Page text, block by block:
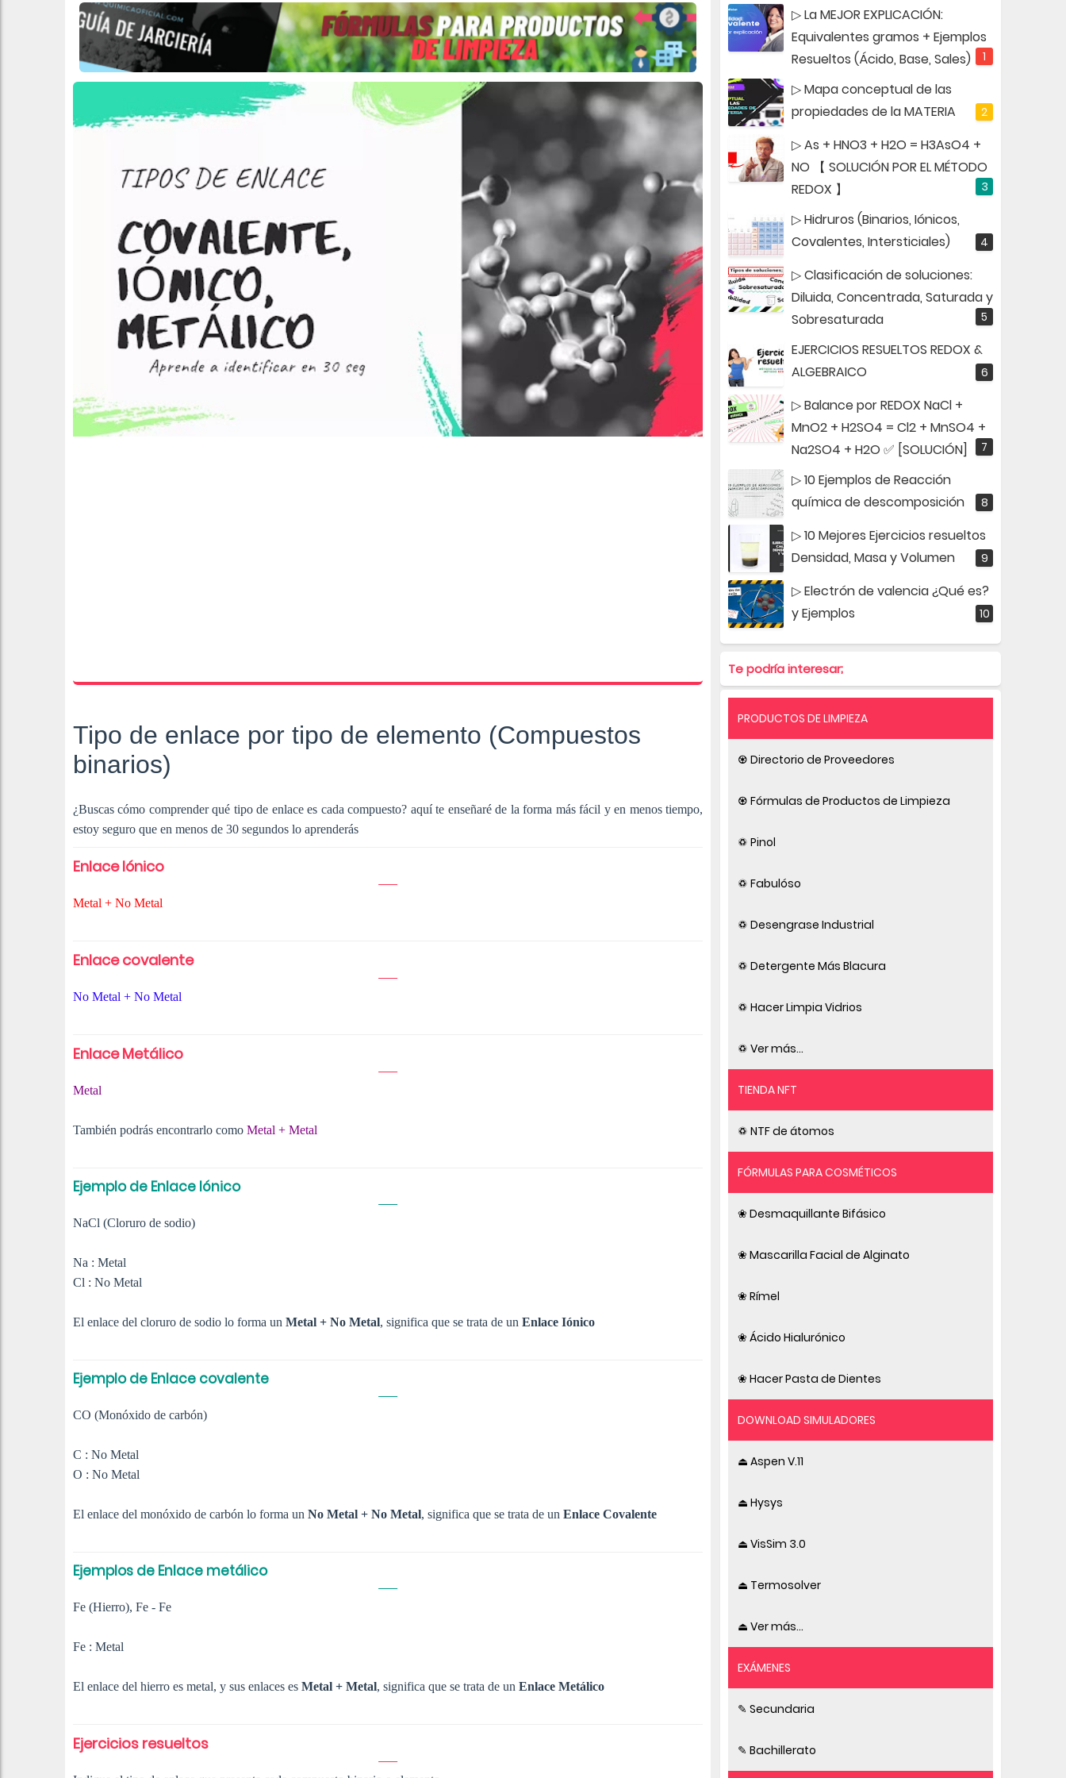
Tipo de enlace por tipo de elemento (Compuestos
binarios)
¿Buscas cómo comprender qué tipo de enlace es cada compuesto? aquí te enseñaré de la forma más fácil y en menos tiempo,
estoy seguro que en menos de 30 segundos lo aprenderás
Enlace Iónico
Metal + No Metal
Enlace covalente
No Metal + No Metal
Enlace Metálico
Metal
También podrás encontrarlo como Metal + Metal
Ejemplo de Enlace Iónico
NaCl (Cloruro de sodio)
Na : Metal
Cl : No Metal
El enlace del cloruro de sodio lo forma un Metal + No Metal, significa que se trata de un Enlace Iónico
Ejemplo de Enlace covalente
CO (Monóxido de carbón)
C : No Metal
O : No Metal
El enlace del monóxido de carbón lo forma un No Metal + No Metal, significa que se trata de un Enlace Covalente
Ejemplos de Enlace metálico
Fe (Hierro), Fe - Fe
Fe : Metal
El enlace del hierro es metal, y sus enlaces es Metal + Metal, significa que se trata de un Enlace Metálico
Ejercicios resueltos
▷ La MEJOR EXPLICACIÓN:
Equivalentes gramos + Ejemplos
Resueltos (Ácido, Base, Sales)
▷ Mapa conceptual de las
propiedades de la MATERIA
▷ As + HNO3 + H2O = H3AsO4 +
NO 【 SOLUCIÓN POR EL MÉTODO
REDOX 】
▷ Hidruros (Binarios, Iónicos,
Covalentes, Intersticiales)
▷ Clasificación de soluciones:
Diluida, Concentrada, Saturada y
Sobresaturada
EJERCICIOS RESUELTOS REDOX &
ALGEBRAICO
▷ Balance por REDOX NaCl +
MnO2 + H2SO4 = Cl2 + MnSO4 +
Na2SO4 + H2O ✅ [SOLUCIÓN]
▷ 10 Ejemplos de Reacción
química de descomposición
▷ 10 Mejores Ejercicios resueltos
Densidad, Masa y Volumen
▷ Electrón de valencia ¿Qué es?
y Ejemplos
Te podría interesar;
PRODUCTOS DE LIMPIEZA
♼ Directorio de Proveedores
♼ Fórmulas de Productos de Limpieza
♽ Pinol
♽ Fabulóso
♽ Desengrase Industrial
♽ Detergente Más Blacura
♽ Hacer Limpia Vidrios
♽ Ver más...
TIENDA NFT
♽ NTF de átomos
FÓRMULAS PARA COSMÉTICOS
❀ Desmaquillante Bifásico
❀ Mascarilla Facial de Alginato
❀ Rímel
❀ Ácido Hialurónico
❀ Hacer Pasta de Dientes
DOWNLOAD SIMULADORES
⏏ Aspen V.11
⏏ Hysys
⏏ VisSim 3.0
⏏ Termosolver
⏏ Ver más...
EXÁMENES
✎ Secundaria
✎ Bachillerato